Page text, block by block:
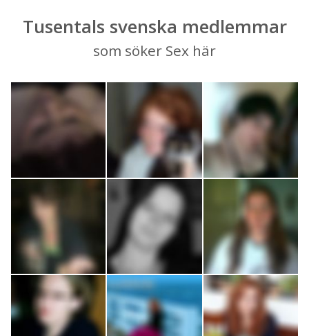
Tusentals svenska medlemmar
som söker Sex här